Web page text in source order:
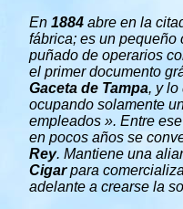
En 1884 abre en la
fábrica; es un pequeño
puñado de operarios
el primer documento
Gaceta de Tampa, y lo
ocupando solamente
empleados ». Entre
en pocos años se
Rey. Mantiene una
Cigarpara
adelante a crearse la